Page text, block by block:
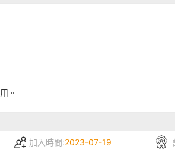
。
加入時間:2023-07-19